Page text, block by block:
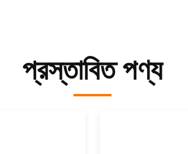
প্রস্তাবিত পণ্য